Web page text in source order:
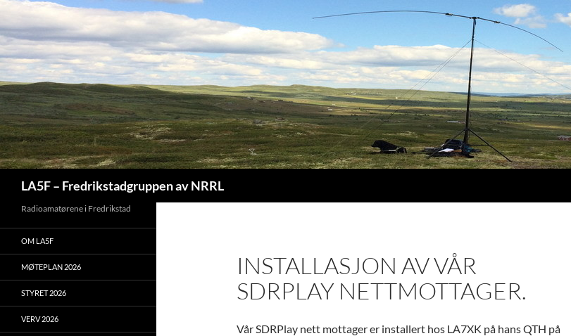
til
innhold
LA5F – Fredrikstadgruppen av NRRL
INSTALLASJON AV VÅR
SDRPLAY NETTMOTTAGER.
Vår SDRPlay nett mottager er installert hos LA7XK på hans QTH på
Radioamatørene i Fredrikstad
OM LA5F
MØTEPLAN 2026
STYRET 2026
VERV 2026